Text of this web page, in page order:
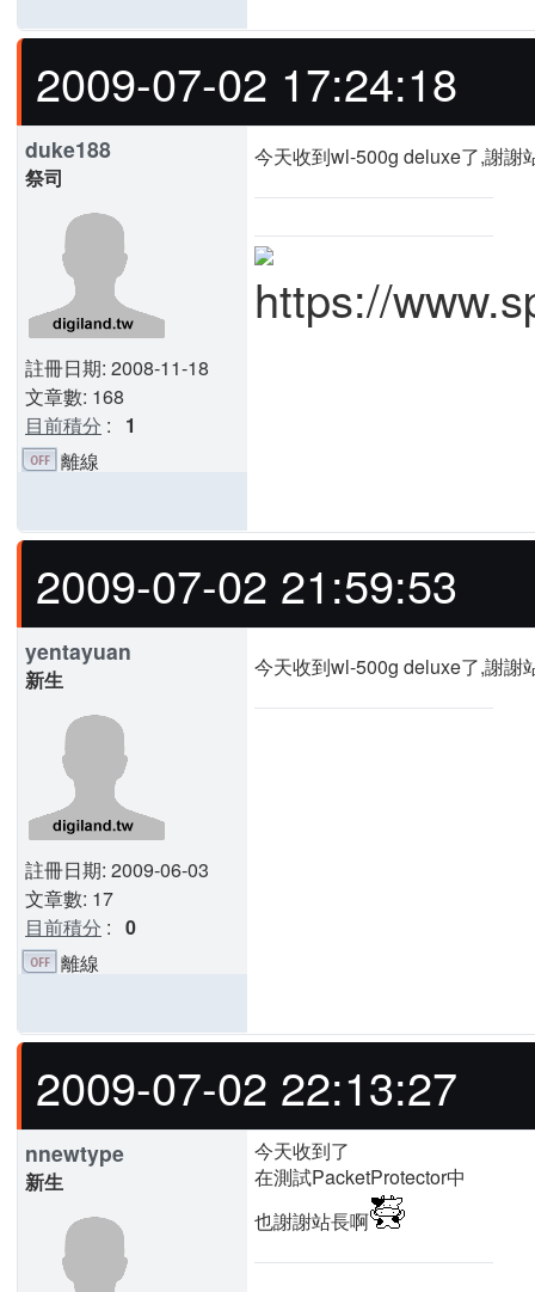
2009-07-02 17:24:18
duke188
祭司
註冊日期: 2008-11-18
文章數: 168
目前積分 : 1
今天收到wl-500g deluxe了,謝謝
離線
2009-07-02 21:59:53
yentayuan
新生
註冊日期: 2009-06-03
文章數: 17
目前積分 : 0
今天收到wl-500g deluxe了,謝謝
離線
2009-07-02 22:13:27
nnewtype
新生
今天收到了
在測試PacketProtector中
也謝謝站長啊